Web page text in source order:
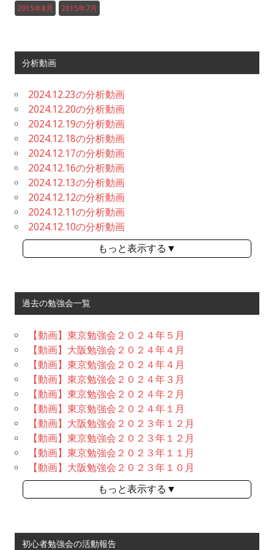
2015年8月 2015年7月
分析動画
2024.12.23の分析動画
2024.12.20の分析動画
2024.12.19の分析動画
2024.12.18の分析動画
2024.12.17の分析動画
2024.12.16の分析動画
2024.12.13の分析動画
2024.12.12の分析動画
2024.12.11の分析動画
2024.12.10の分析動画
もっと表示する▼
過去の勉強会一覧
【動画】東京勉強会２０２４年５月
【動画】大阪勉強会２０２４年４月
【動画】東京勉強会２０２４年４月
【動画】東京勉強会２０２４年３月
【動画】東京勉強会２０２４年２月
【動画】東京勉強会２０２４年１月
【動画】大阪勉強会２０２３年１２月
【動画】東京勉強会２０２３年１２月
【動画】東京勉強会２０２３年１１月
【動画】大阪勉強会２０２３年１０月
もっと表示する▼
初心者勉強会の活動報告